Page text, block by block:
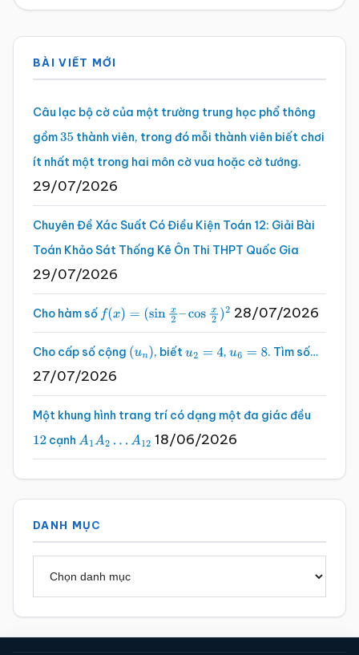
Sidebar
chính
BÀI VIẾT MỚI
Câu lạc bộ cờ của một trường trung học phổ thông
gồm35 thành viên, trong đó mỗi thành viên biết chơi
ít nhất một trong hai môn cờ vua hoặc cờ tướng.
29/07/2026
Chuyên Đề Xác Suất Có Điều Kiện Toán 12: Giải Bài
Toán Khảo Sát Thống Kê Ôn Thi THPT Quốc Gia
29/07/2026
Cho hàm số f(x)=(sinx2 –cosx2 )2 28/07/2026
Cho cấp số cộng (un), biếtu2 =4 , u6 =8 . Tìm số…
27/07/2026
Một khung hình trang trí có dạng một đa giác đều
12 cạnh A1A2…A 12 18/06/2026
DANH MỤC